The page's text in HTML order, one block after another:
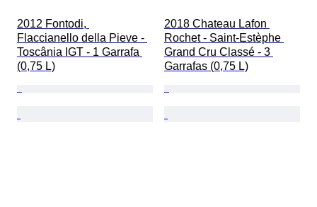
2012 Fontodi,
Flaccianello della Pieve -
Toscânia IGT - 1 Garrafa
(0,75 L)
2018 Chateau Lafon
Rochet - Saint-Estèphe
Grand Cru Classé - 3
Garrafas (0,75 L)